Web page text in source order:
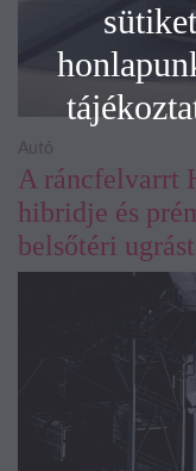
A ráncfelvarrt
hibridje és
belsőtéri
Autó